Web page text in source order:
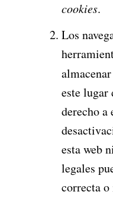
cookies.
Los
este lugar
derecho
esta web
legales
correcta